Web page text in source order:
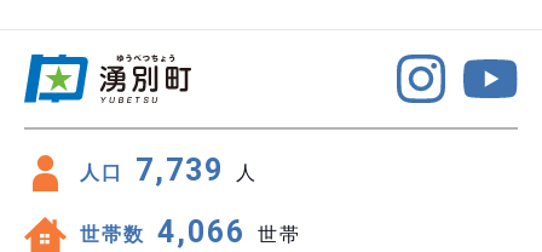
人口 7,739 人
世帯数 4,066 世帯